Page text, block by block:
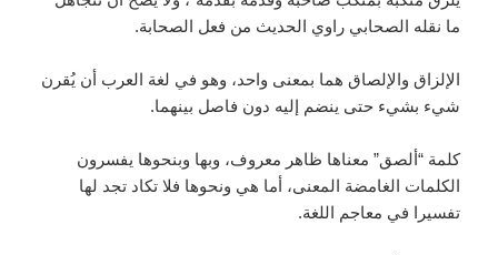
ما نقله الصحابي راوي الحديث من فعل الصحابة.
الإلزاق والإلصاق هما بمعنى واحد، وهو في لغة العرب أن يُقرن
شيء بشيء حتى ينضم إليه دون فاصل بينهما.
كلمة “ألصق” معناها ظاهر معروف، وبها وبنحوها يفسرون
الكلمات الغامضة المعنى، أما هي ونحوها فلا تكاد تجد لها
تفسيرا في معاجم اللغة.